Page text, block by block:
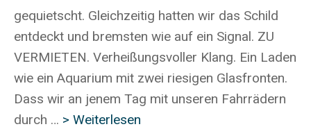
gequietscht. Gleichzeitig hatten wir das Schild
entdeckt und bremsten wie auf ein Signal. ZU
VERMIETEN. Verheißungsvoller Klang. Ein Laden
wie ein Aquarium mit zwei riesigen Glasfronten.
Dass wir an jenem Tag mit unseren Fahrrädern
durch … > Weiterlesen